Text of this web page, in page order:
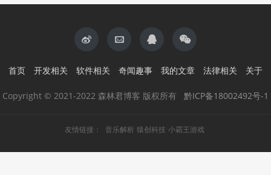
首页 开发相关 软件相关 奇闻趣事 我的文章 法律相关 关于
Copyright © 2021-2022 森林君博客 版权所有 黔ICP备18002492号-1
友情链接： 音乐解析 猿创科技 小霸王游戏